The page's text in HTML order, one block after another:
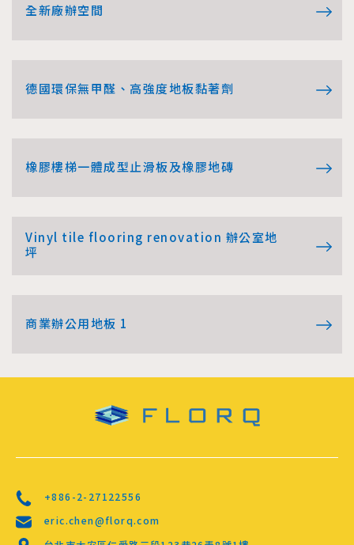
全新廠辦空間
德國環保無甲醛、高強度地板黏著劑
橡膠樓梯一體成型止滑板及橡膠地磚
Vinyl tile flooring renovation 辦公室地
坪
商業辦公用地板 1
+886-2-27122556
eric.chen@florq.com